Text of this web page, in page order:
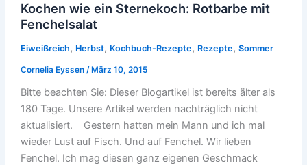
Kochen wie ein Sternekoch: Rotbarbe mit
Fenchelsalat
Eiweißreich, Herbst, Kochbuch-Rezepte, Rezepte, Sommer
Cornelia Eyssen /März 10, 2015
Bitte beachten Sie: Dieser Blogartikel ist bereits älter als
180 Tage. Unsere Artikel werden nachträglich nicht
aktualisiert. Gestern hatten mein Mann und ich mal
wieder Lust auf Fisch. Und auf Fenchel. Wir lieben
Fenchel. Ich mag diesen ganz eigenen Geschmack